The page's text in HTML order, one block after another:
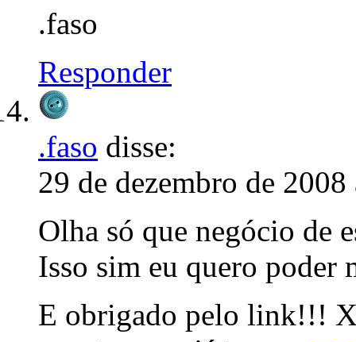
.faso
Responder
.faso disse:
29 de dezembro de 2008
Olha só que negócio de
Isso sim eu quero poder
E obrigado pelo link!!!